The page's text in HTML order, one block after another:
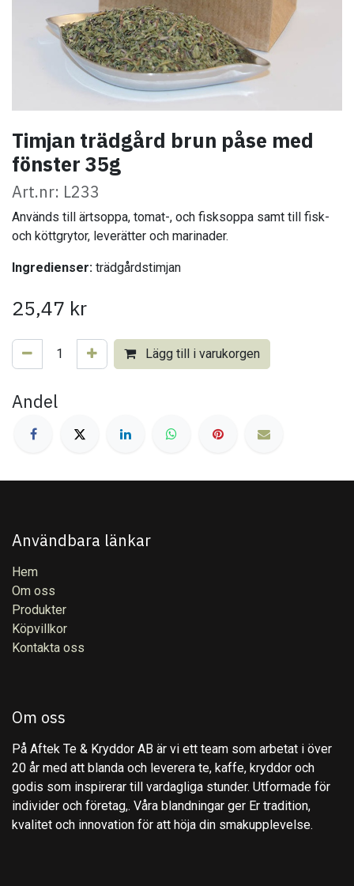
Timjan trädgård brun påse med
fönster 35g
Art.nr: L233
Används till ärtsoppa, tomat-, och fisksoppa samt till fisk-
och köttgrytor, leverätter och marinader.
Ingredienser: trädgårdstimjan
25,47 kr
Lägg till i varukorgen
Andel
Användbara länkar
Hem
Om oss
Produkter
Köpvillkor
Kontakta oss
Om oss
På Aftek Te & Kryddor AB är vi ett team som arbetat i över
20 år med att blanda och leverera te, kaffe, kryddor och
godis som inspirerar till vardagliga stunder. Utformade för
individer och företag,. Våra blandningar ger Er tradition,
kvalitet och innovation för att höja din smakupplevelse.